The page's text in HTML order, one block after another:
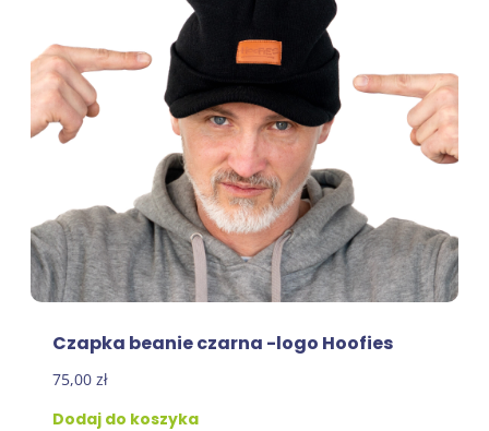
Czapka beanie czarna -logo Hoofies
75,00 zł
Dodaj do koszyka